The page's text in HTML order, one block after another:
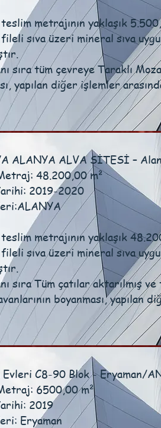
metrajının yaklaşık
sıva üzeri mineral sıva
sıra tüm çevreye Taraklı
yapılan diğer işlemler
ALANYA ALVA SİTESİ –
48.200,00 m²
2019-2020
metrajının yaklaşık
sıva üzeri mineral sıva
sıra Tüm çatılar aktarılmış
boyanması, yapılan
Evleri C8-90 Blok - Eryaman/
6500,00 m²
2019
Eryaman